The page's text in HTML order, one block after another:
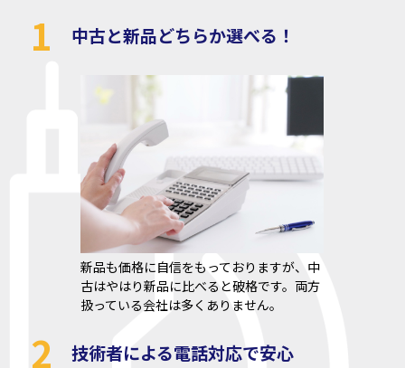
1 中古と新品どちらか選べる！
新品も価格に自信をもっておりますが、中
古はやはり新品に比べると破格です。両方
扱っている会社は多くありません。
2 技術者による電話対応で安心